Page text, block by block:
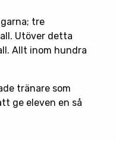
tre
Utöver detta
Allt inom hundra
tränare som
ge eleven en så